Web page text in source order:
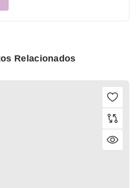
Relacionados